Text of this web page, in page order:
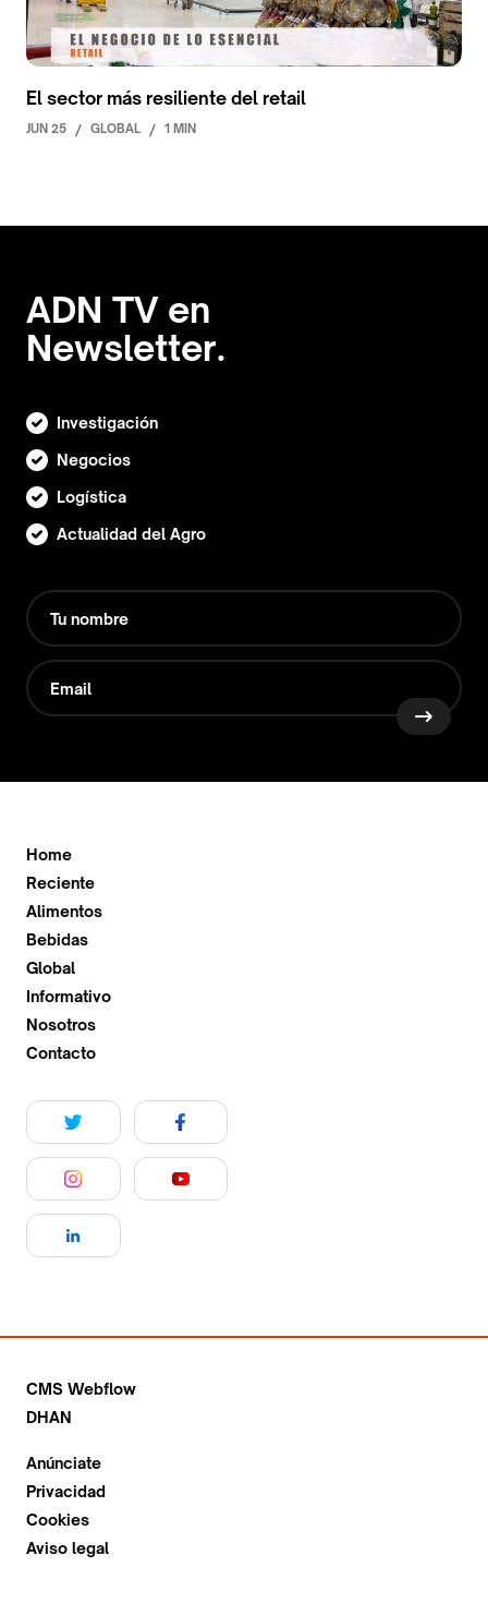
El sector más resiliente del retail
JUN 25 / GLOBAL / 1 MIN
ADN TV en
Newsletter.
Investigación
Negocios
Logística
Actualidad del Agro
Home
Reciente
Alimentos
Bebidas
Global
Informativo
Nosotros
Contacto
CMS Webflow
DHAN
Anúnciate
Privacidad
Cookies
Aviso legal